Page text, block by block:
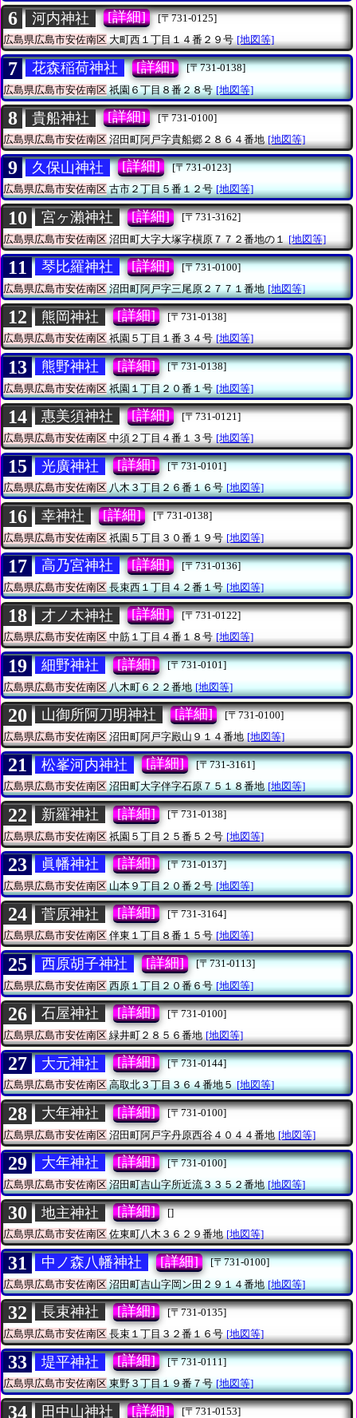
6 河内神社 [詳細]
[〒731-0125]
広島県広島市安佐南区大町西１丁目１４番２９号 [地図等]
7 花森稲荷神社 [詳細]
[〒731-0138]
広島県広島市安佐南区祇園６丁目８番２８号 [地図等]
8 貴船神社 [詳細]
[〒731-0100]
広島県広島市安佐南区沼田町阿戸字貴船郷２８６４番地 [地図等]
9 久保山神社 [詳細]
[〒731-0123]
広島県広島市安佐南区古市２丁目５番１２号 [地図等]
10 宮ヶ瀨神社 [詳細]
[〒731-3162]
広島県広島市安佐南区 沼田町大字大塚字槇原７７２番地の１ [地図等]
11 琴比羅神社 [詳細]
[〒731-0100]
広島県広島市安佐南区沼田町阿戸字三尾原２７７１番地 [地図等]
12 熊岡神社 [詳細]
[〒731-0138]
広島県広島市安佐南区祇園５丁目１番３４号 [地図等]
13 熊野神社 [詳細]
[〒731-0138]
広島県広島市安佐南区祇園１丁目２０番１号 [地図等]
14 惠美須神社 [詳細]
[〒731-0121]
広島県広島市安佐南区 中須２丁目４番１３号 [地図等]
15 光廣神社 [詳細]
[〒731-0101]
広島県広島市安佐南区八木３丁目２６番１６号 [地図等]
16 幸神社 [詳細]
[〒731-0138]
広島県広島市安佐南区 祇園５丁目３０番１９号 [地図等]
17 高乃宮神社 [詳細]
[〒731-0136]
広島県広島市安佐南区長束西１丁目４２番１号 [地図等]
18 才ノ木神社 [詳細]
[〒731-0122]
広島県広島市安佐南区中筋１丁目４番１８号 [地図等]
19 細野神社 [詳細]
[〒731-0101]
広島県広島市安佐南区八木町６２２番地 [地図等]
20 山御所阿刀明神社 [詳細]
[〒731-0100]
広島県広島市安佐南区 沼田町阿戸字殿山９１４番地 [地図等]
21 松峯河内神社 [詳細]
[〒731-3161]
広島県広島市安佐南区沼田町大字伴字石原７５１８番地 [地図等]
22 新羅神社 [詳細]
[〒731-0138]
広島県広島市安佐南区 祇園５丁目２５番５２号 [地図等]
23 眞幡神社 [詳細]
[〒731-0137]
広島県広島市安佐南区山本９丁目２０番２号 [地図等]
24 菅原神社 [詳細]
[〒731-3164]
広島県広島市安佐南区伴東１丁目８番１５号 [地図等]
25 西原胡子神社 [詳細]
[〒731-0113]
広島県広島市安佐南区西原１丁目２０番６号 [地図等]
26 石屋神社 [詳細]
[〒731-0100]
広島県広島市安佐南区 緑井町２８５６番地 [地図等]
27 大元神社 [詳細]
[〒731-0144]
広島県広島市安佐南区高取北３丁目３６４番地５ [地図等]
28 大年神社 [詳細]
[〒731-0100]
広島県広島市安佐南区 沼田町阿戸字丹原西谷４０４４番地 [地図等]
29 大年神社 [詳細]
[〒731-0100]
広島県広島市安佐南区沼田町吉山字所近流３３５２番地 [地図等]
30 地主神社 [詳細]
[]
広島県広島市安佐南区佐東町八木３６２９番地 [地図等]
31 中ノ森八幡神社 [詳細]
[〒731-0100]
広島県広島市安佐南区沼田町吉山字岡ン田２９１４番地 [地図等]
32 長束神社 [詳細]
[〒731-0135]
広島県広島市安佐南区 長束１丁目３２番１６号 [地図等]
33 堤平神社 [詳細]
[〒731-0111]
広島県広島市安佐南区東野３丁目１９番７号 [地図等]
34 田中山神社 [詳細] [〒731-0153]